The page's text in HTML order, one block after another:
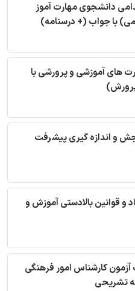
دانشجوی مهارت آموز
با جواب (+ درسنامه)
های آموزشی و پرورشی با
و اندازه گیری پیشرفت
و قوانین بالادستی آموزش و
کارشناس امور فرهنگی
تشریحی